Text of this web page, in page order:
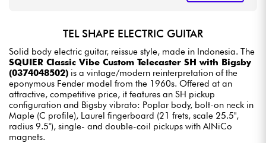
TEL SHAPE ELECTRIC GUITAR
Solid body electric guitar, reissue style, made in Indonesia. The
SQUIER Classic Vibe Custom Telecaster SH with Bigsby
(0374048502) is a vintage/modern reinterpretation of the
eponymous Fender model from the 1960s. Offered at an
attractive, competitive price, it features an SH pickup
configuration and Bigsby vibrato: Poplar body, bolt-on neck in
Maple (C profile), Laurel fingerboard (21 frets, scale 25.5",
radius 9.5"), single- and double-coil pickups with AlNiCo
magnets.